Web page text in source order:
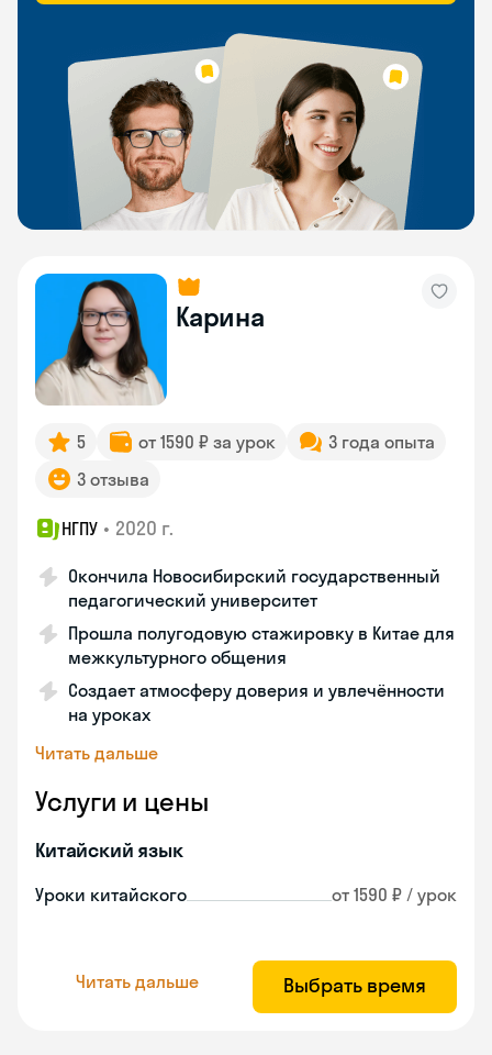
Карина
5 от 1590 ₽ за урок
3 года опыта
3 отзыва
НГПУ • 2020 г.
Окончила Новосибирский государственный
педагогический университет
Прошла полугодовую стажировку в Китае для
межкультурного общения
Создает атмосферу доверия и увлечённости
на уроках
Читать дальше
Услуги и цены
Китайский язык
Уроки китайского от 1590 ₽ / урок
Читать дальше Выбрать время